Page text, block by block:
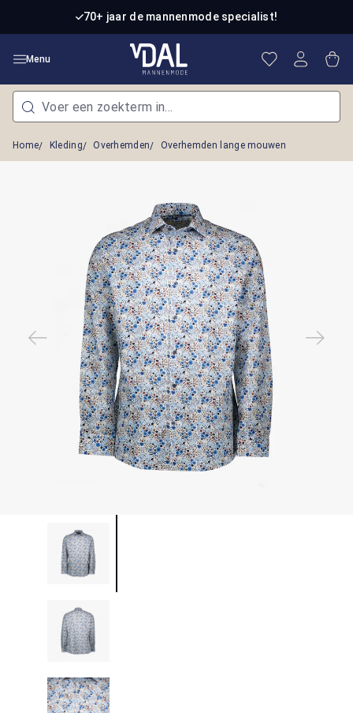
Ga naar de hoofdinhoud70+ jaar de mannenmode specialist!
Menu Je hebt 0
Home Kleding Overhemden Overhemden lange mouwen